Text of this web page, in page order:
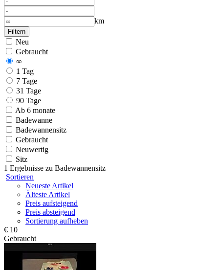
km
Filtern
Neu
Gebraucht
∞
1 Tag
7 Tage
31 Tage
90 Tage
Ab 6 monate
Badewanne
Badewannensitz
Gebraucht
Neuwertig
Sitz
1 Ergebnisse zu Badewannensitz
Sortieren
Neueste Artikel
Älteste Artikel
Preis aufsteigend
Preis absteigend
Sortierung aufheben
€ 10
Gebraucht